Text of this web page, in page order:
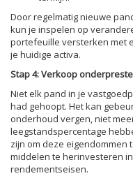
Door regelmatig nieuwe
kun je inspelen op
portefeuille versterken met
je huidige activa.
Stap 4: Verkoop
Niet elk pand in je
had gehoopt. Het kan
onderhoud vergen, niet
leegstandspercentage
zijn om deze eigendommen
middelen te herinvesteren
rendementseisen.